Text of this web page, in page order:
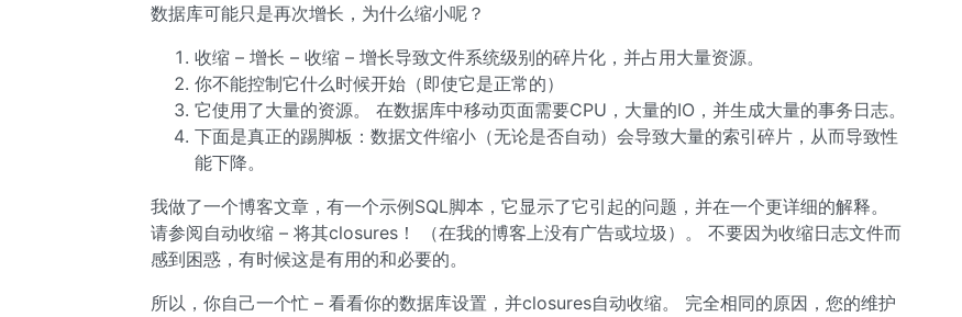
数据库可能只是再次增长，为什么缩小呢？
收缩 – 增长 – 收缩 – 增长导致文件系统级别的碎片化，并占用大量资源。
你不能控制它什么时候开始（即使它是正常的）
它使用了大量的资源。 在数据库中移动页面需要CPU，大量的IO，并生成大量的事务日志。
下面是真正的踢脚板：数据文件缩小（无论是否自动）会导致大量的索引碎片，从而导致性
能下降。
我做了一个博客文章，有一个示例SQL脚本，它显示了它引起的问题，并在一个更详细的解释。
请参阅自动收缩 – 将其closures！ （在我的博客上没有广告或垃圾）。 不要因为收缩日志文件而
感到困惑，有时候这是有用的和必要的。
所以，你自己一个忙 – 看看你的数据库设置，并closures自动收缩。 完全相同的原因，您的维护